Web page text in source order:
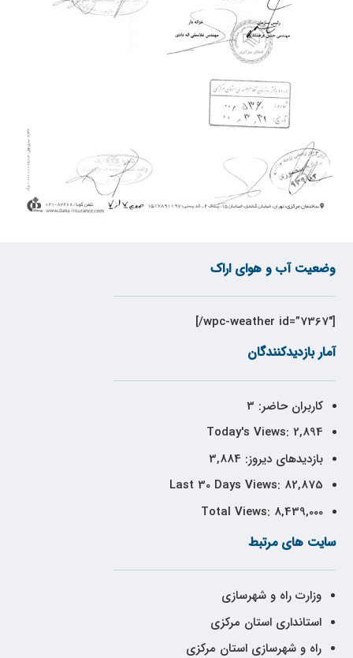
وضعیت آب و هوای اراک
[wpc-weather id=”7367″/]
آمار بازدیدکنندگان
کاربران حاضر: 3
Today's Views: 2,894
بازدیدهای دیروز: 3,884
Last 30 Days Views: 82,875
Total Views: 8,439,000
سایت های مرتبط
وزارت راه و شهرسازی
استانداری استان مرکزی
راه و شهرسازی استان مرکزی